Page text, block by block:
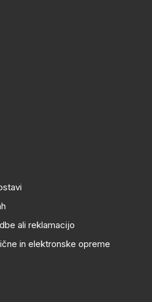
ali reklamacijo
in elektronske opreme